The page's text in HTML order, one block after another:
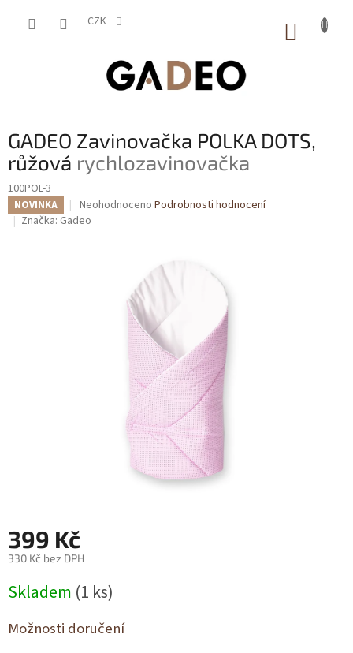
CZK
GADEO Zavinovačka POLKA DOTS,
růžová rychlozavinovačka
100POL-3
NOVINKA
Průměrné
hodnocení
hvězdiček.
Neohodnoceno Podrobnosti hodnocení
Značka: Gadeo
399 Kč
330 Kč bez DPH
cena:
Skladem (1 ks)
Možnosti doručení